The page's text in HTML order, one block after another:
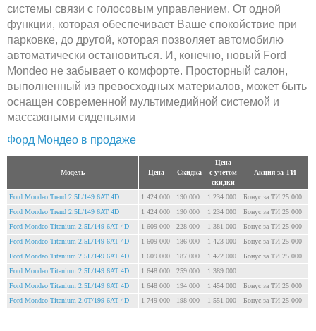
системы связи с голосовым управлением. От одной
функции, которая обеспечивает Ваше спокойствие при
парковке, до другой, которая позволяет автомобилю
автоматически остановиться. И, конечно, новый Ford
Mondeo не забывает о комфорте. Просторный салон,
выполненный из превосходных материалов, может быть
оснащен современной мультимедийной системой и
массажными сиденьями
Форд Мондео в продаже
Модель Цена Скидка
Цена
с учетом
скидки
Акция за ТИ
Ford Mondeo Trend 2.5L/149 6AT 4D 1 424 000 190 000 1 234 000
Бонус за ТИ 25 000
Ford Mondeo Trend 2.5L/149 6AT 4D
1 424 000 190 000 1 234 000
Бонус за ТИ 25 000
Ford Mondeo Titanium 2.5L/149 6AT 4D
1 609 000 228 000 1 381 000
Бонус за ТИ 25 000
Ford Mondeo Titanium 2.5L/149 6AT 4D
1 609 000 186 000 1 423 000
Бонус за ТИ 25 000
Ford Mondeo Titanium 2.5L/149 6AT 4D
1 609 000 187 000 1 422 000
Бонус за ТИ 25 000
Ford Mondeo Titanium 2.5L/149 6AT 4D
1 648 000 259 000
1 389 000
Ford Mondeo Titanium 2.5L/149 6AT 4D
1 648 000 194 000 1 454 000
Бонус за ТИ 25 000
Ford Mondeo Titanium 2.0T/199 6AT 4D
1 749 000 198 000 1 551 000 Бонус за ТИ 25 000